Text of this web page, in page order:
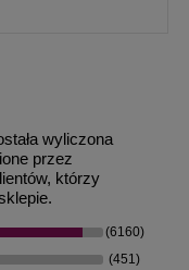
wyliczona
przez
którzy
(6160)
(451)